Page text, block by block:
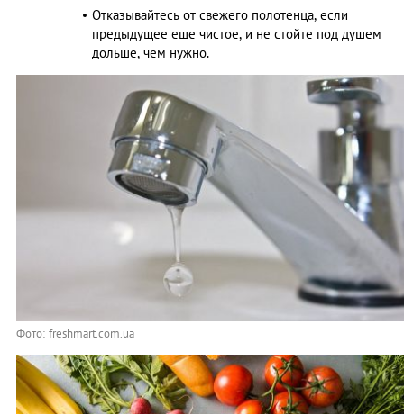
Отказывайтесь от свежего полотенца, если
предыдущее еще чистое, и не стойте под душем
дольше, чем нужно.
Фото: freshmart.com.ua